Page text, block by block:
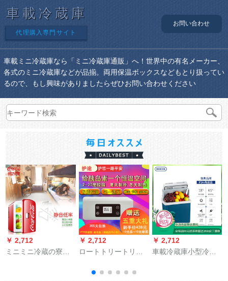
車載冷蔵庫
代理購入専門サイト
お問い合わせ
車載ミニ冷蔵庫なら「ミニ冷蔵庫通販」へ！世界中の有名メーカー、
各式のミニ冷蔵庫などが品揃。両用保温ボックスなどもとり扱ってい
るので、もし興味がありましたらぜひお問い合わせください
￥ 2,712
ミニミニ冷蔵の寮用
￥ 2,712
ロートトリートリー
薬品注射針携帯型小
￥ 2,712
車載冷蔵庫小型冷暖